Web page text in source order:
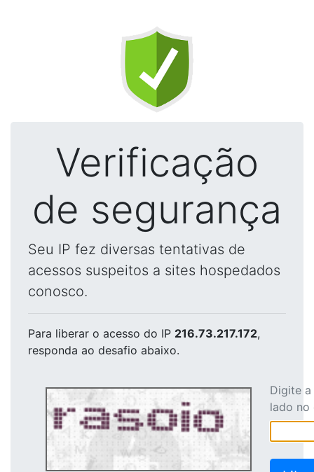
Verificação
de segurança
Seu IP fez diversas tentativas de
acessos suspeitos a sites hospedados
conosco.
Para liberar o acesso do IP 216.73.217.172,
responda ao desafio abaixo.
Digite
lado no